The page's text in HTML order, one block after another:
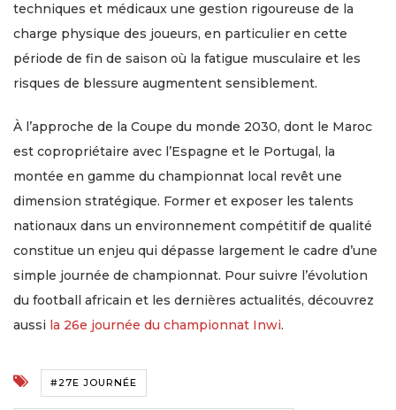
techniques et médicaux une gestion rigoureuse de la
charge physique des joueurs, en particulier en cette
période de fin de saison où la fatigue musculaire et les
risques de blessure augmentent sensiblement.
À l’approche de la Coupe du monde 2030, dont le Maroc
est copropriétaire avec l’Espagne et le Portugal, la
montée en gamme du championnat local revêt une
dimension stratégique. Former et exposer les talents
nationaux dans un environnement compétitif de qualité
constitue un enjeu qui dépasse largement le cadre d’une
simple journée de championnat. Pour suivre l’évolution
du football africain et les dernières actualités, découvrez
aussi la 26e journée du championnat Inwi.
#27E JOURNÉE